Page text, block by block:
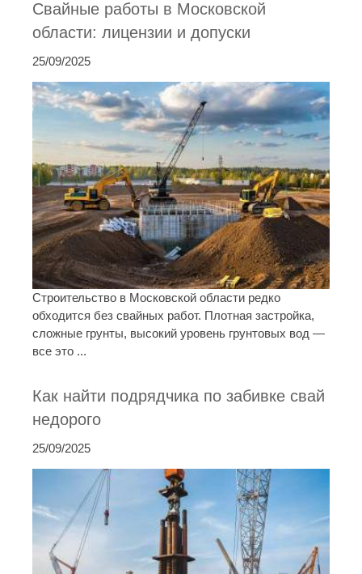
Свайные работы в Московской
области: лицензии и допуски
25/09/2025
Строительство в Московской области редко
обходится без свайных работ. Плотная застройка,
сложные грунты, высокий уровень грунтовых вод —
все это ...
Как найти подрядчика по забивке свай
недорого
25/09/2025